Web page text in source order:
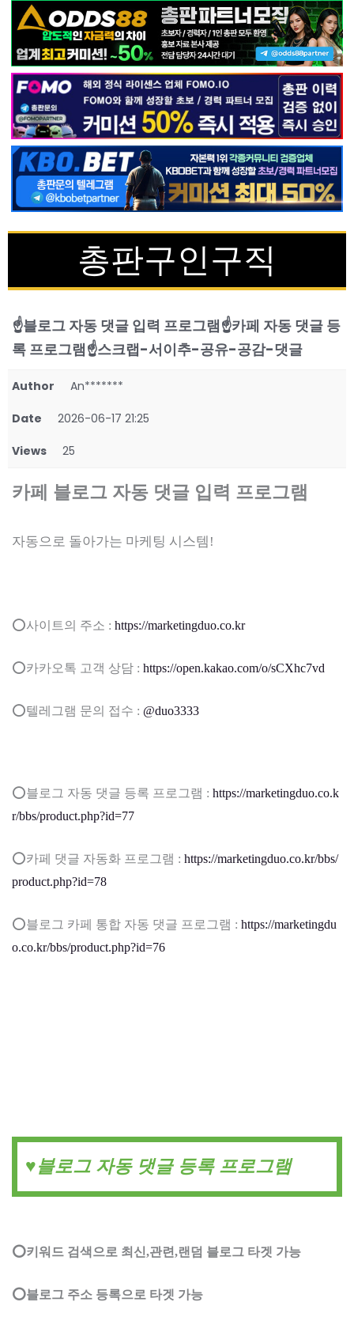
총판구인구직
☝️블로그 자동 댓글 입력 프로그램☝️카페 자동 댓글 등
록 프로그램☝️스크랩-서이추-공유-공감-댓글
Author An*******
Date 2026-06-17 21:25
Views 25
카페 블로그 자동 댓글 입력 프로그램
자동으로 돌아가는 마케팅 시스템!
⭕사이트의 주소 : https://marketingduo.co.kr
⭕카카오톡 고객 상담 : https://open.kakao.com/o/sCXhc7vd
⭕텔레그램 문의 접수 : @duo3333
⭕블로그 자동 댓글 등록 프로그램 : https://marketingduo.co.k
r/bbs/product.php?id=77
⭕카페 댓글 자동화 프로그램 : https://marketingduo.co.kr/bbs/
product.php?id=78
⭕블로그 카페 통합 자동 댓글 프로그램 : https://marketingdu
o.co.kr/bbs/product.php?id=76
♥️블로그 자동 댓글 등록 프로그램
⭕키워드 검색으로 최신,관련,랜덤 블로그 타겟 가능
⭕블로그 주소 등록으로 타겟 가능